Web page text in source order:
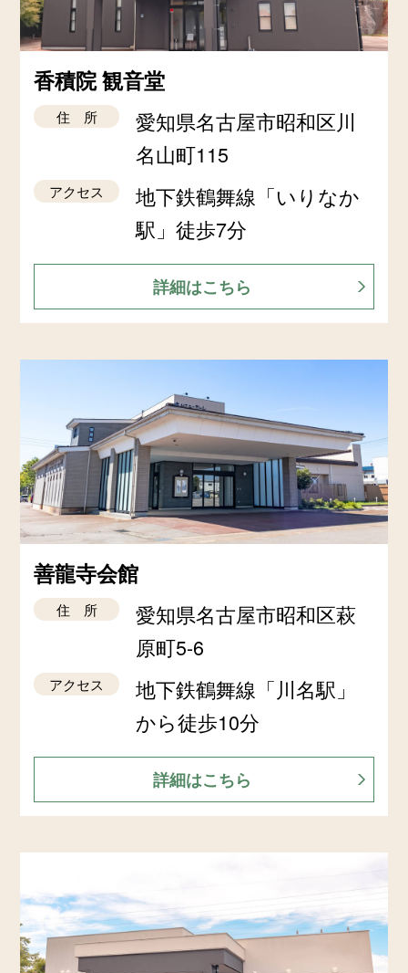
香積院 観音堂
住 所
愛知県名古屋市昭和区川
名山町115
アクセス
地下鉄鶴舞線「いりなか
駅」徒歩7分
詳細はこちら
善龍寺会館
住 所
愛知県名古屋市昭和区萩
原町5-6
アクセス
地下鉄鶴舞線「川名駅」
から徒歩10分
詳細はこちら